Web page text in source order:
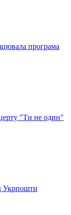
програма
"Ти не один"
Укрпошти